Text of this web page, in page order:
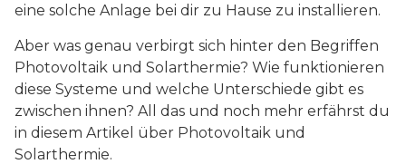
eine solche Anlage bei dir zu Hause zu installieren.
Aber was genau verbirgt sich hinter den Begriffen
Photovoltaik und Solarthermie? Wie funktionieren
diese Systeme und welche Unterschiede gibt es
zwischen ihnen? All das und noch mehr erfährst du
in diesem Artikel über Photovoltaik und
Solarthermie.